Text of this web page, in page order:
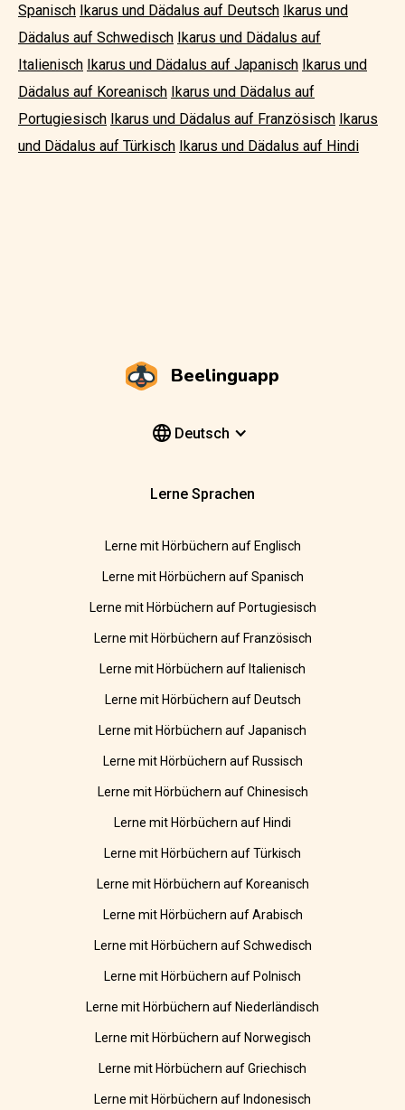
Spanisch Ikarus und Dädalus auf Deutsch Ikarus und
Dädalus auf Schwedisch Ikarus und Dädalus auf
Italienisch Ikarus und Dädalus auf Japanisch Ikarus und
Dädalus auf Koreanisch Ikarus und Dädalus auf
Portugiesisch Ikarus und Dädalus auf Französisch Ikarus
und Dädalus auf Türkisch Ikarus und Dädalus auf Hindi
Beelinguapp
Deutsch
Lerne Sprachen
Lerne mit Hörbüchern auf Englisch
Lerne mit Hörbüchern auf Spanisch
Lerne mit Hörbüchern auf Portugiesisch
Lerne mit Hörbüchern auf Französisch
Lerne mit Hörbüchern auf Italienisch
Lerne mit Hörbüchern auf Deutsch
Lerne mit Hörbüchern auf Japanisch
Lerne mit Hörbüchern auf Russisch
Lerne mit Hörbüchern auf Chinesisch
Lerne mit Hörbüchern auf Hindi
Lerne mit Hörbüchern auf Türkisch
Lerne mit Hörbüchern auf Koreanisch
Lerne mit Hörbüchern auf Arabisch
Lerne mit Hörbüchern auf Schwedisch
Lerne mit Hörbüchern auf Polnisch
Lerne mit Hörbüchern auf Niederländisch
Lerne mit Hörbüchern auf Norwegisch
Lerne mit Hörbüchern auf Griechisch
Lerne mit Hörbüchern auf Indonesisch